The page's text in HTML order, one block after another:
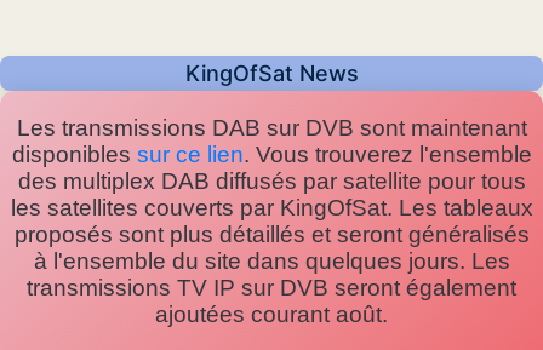
KingOfSat News
Les transmissions DAB sur DVB sont maintenant
disponibles sur ce lien. Vous trouverez l'ensemble
des multiplex DAB diffusés par satellite pour tous
les satellites couverts par KingOfSat. Les tableaux
proposés sont plus détaillés et seront généralisés
à l'ensemble du site dans quelques jours. Les
transmissions TV IP sur DVB seront également
ajoutées courant août.